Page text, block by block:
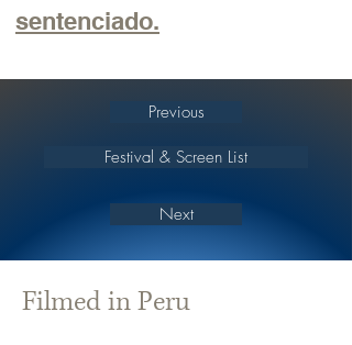
sentenciado.
Previous
Festival & Screen List
Next
Filmed in Peru